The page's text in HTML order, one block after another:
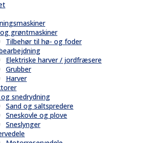
grøntmaskiner
Tilbehør til hø- og foder
Elektriske harver / jordfræsere
Grubber
Harver
snedrydning
Sand og saltspredere
Sneskovle og plove
Sneslynger